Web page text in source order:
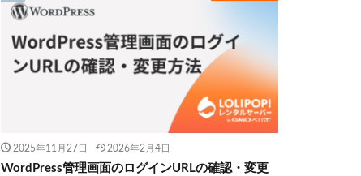
2025年11月27日 2026年2月4日
WordPress管理画面のログインURLの確認・変更